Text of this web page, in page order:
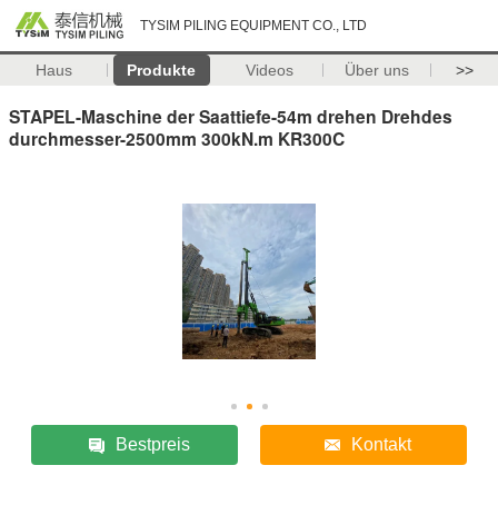
TYSIM PILING EQUIPMENT CO., LTD
Haus Produkte Videos Über uns >>
STAPEL-Maschine der Saattiefe-54m drehen Drehdes
durchmesser-2500mm 300kN.m KR300C
Bestpreis Kontakt